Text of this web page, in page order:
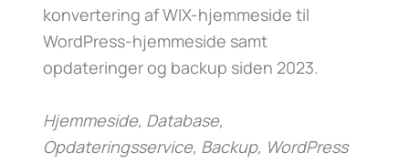
konvertering af WIX-hjemmeside til
WordPress-hjemmeside samt
opdateringer og backup siden 2023.
Hjemmeside, Database,
Opdateringsservice, Backup, WordPress